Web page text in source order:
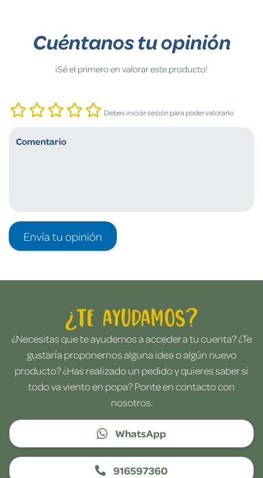
Cuéntanos tu opinión
¡Sé el primero en valorar este producto!
Debes iniciar sesión para poder valorarlo
Envía tu opinión
¿Te ayudamos?
¿Necesitas que te ayudemos a acceder a tu cuenta? ¿Te
gustaría proponernos alguna idea o algún nuevo
producto? ¿Has realizado un pedido y quieres saber si
todo va viento en popa? Ponte en contacto con
nosotros.
WhatsApp
916597360